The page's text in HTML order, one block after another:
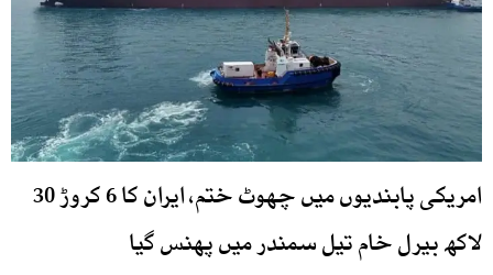
امریکی پابندیوں میں چھوٹ ختم، ایران کا 6 کروڑ 30
لاکھ بیرل خام تیل سمندر میں پھنس گیا